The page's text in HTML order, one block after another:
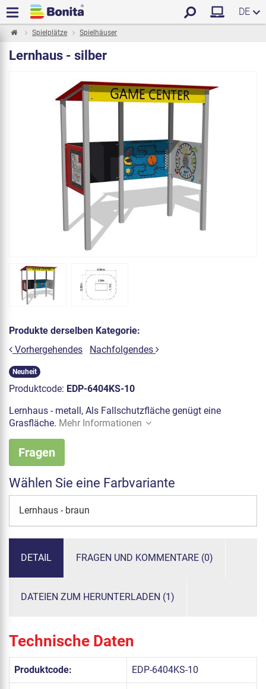
DE
Spielplätze Spielhäuser
Lernhaus - silber
Produkte derselben Kategorie:
Vorhergehendes
Nachfolgendes
Neuheit
Produktcode: EDP-6404KS-10
Lernhaus - metall, Als Fallschutzfläche genügt eine
Grasfläche. Mehr Informationen
Fragen
Wählen Sie eine Farbvariante
Lernhaus - braun
DETAIL FRAGEN UND KOMMENTARE (0)
DATEIEN ZUM HERUNTERLADEN (1)
Technische Daten
Produktcode: EDP-6404KS-10